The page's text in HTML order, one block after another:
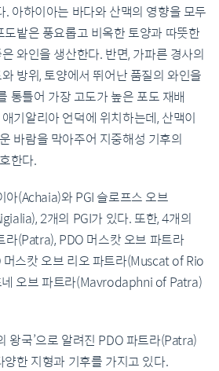
아하이아는 바다와 산맥의 영향을 모두
도밭은 풍요롭고 비옥한 토양과 따뜻한
와인을 생산한다. 반면, 가파른 경사의
방위, 토양에서 뛰어난 품질의 와인을
통틀어 가장 고도가 높은 포도 재배
기알리아 언덕에 위치하는데, 산맥이
바람을 막아주어 지중해성 기후의
한다.
아(Achaia)와 PGI 슬로프스 오브
2개의 PGI가 있다. 또한, 4개의
라(Patra), PDO 머스캇 오브 파트라
스캇 오브 리오 파트라(Muscat of Rio
오브 파트라(Mavrodaphni of Patra)
왕국’으로 알려진 PDO 파트라(Patra)
한 지형과 기후를 가지고 있다.